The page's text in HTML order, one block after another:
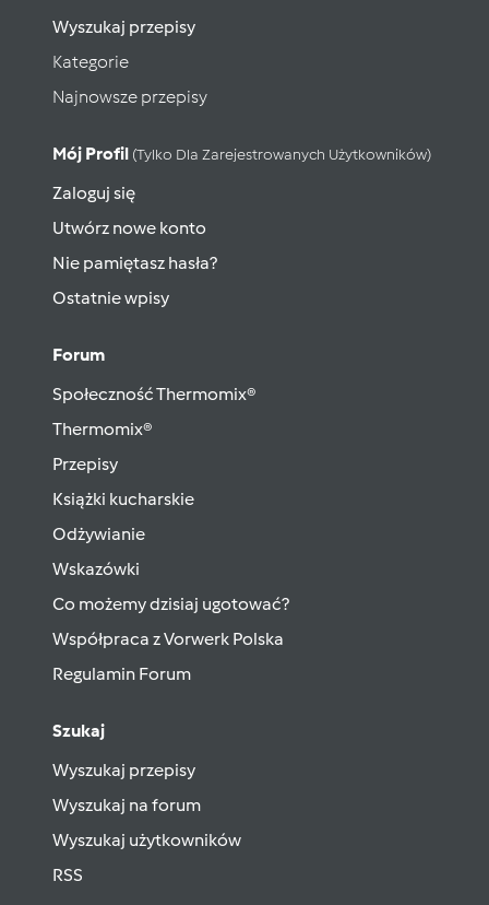
Wyszukaj przepisy
Kategorie
Najnowsze przepisy
Mój Profil (tylko Dla Zarejestrowanych Użytkowników)
Zaloguj się
Utwórz nowe konto
Nie pamiętasz hasła?
Ostatnie wpisy
Forum
Społeczność Thermomix®
Thermomix®
Przepisy
Książki kucharskie
Odżywianie
Wskazówki
Co możemy dzisiaj ugotować?
Współpraca z Vorwerk Polska
Regulamin Forum
Szukaj
Wyszukaj przepisy
Wyszukaj na forum
Wyszukaj użytkowników
RSS